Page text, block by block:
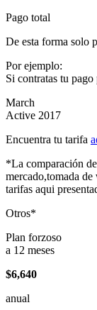
Pago total
De esta forma solo
Por ejemplo:
Si contratas tu
March
Active 2017
Encuentra tu tarifa
*La comparación
mercado,tomada
tarifas aqui
Otros*
Plan forzoso
a 12 meses
$6,640
anual